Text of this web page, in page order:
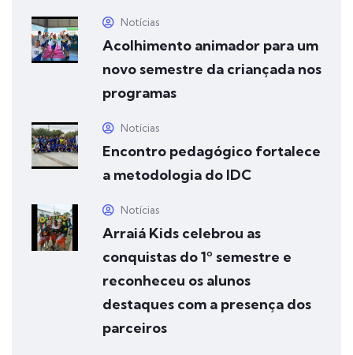
Notícias
Acolhimento animador para um
novo semestre da criançada nos
programas
Notícias
Encontro pedagógico fortalece
a metodologia do IDC
Notícias
Arraiá Kids celebrou as
conquistas do 1º semestre e
reconheceu os alunos
destaques com a presença dos
parceiros